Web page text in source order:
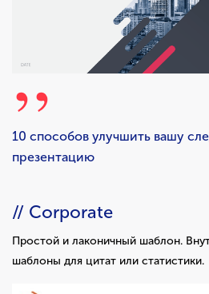
10 способов улучшить вашу
презентацию
// Corporate
Простой и лаконичный шаблон.
шаблоны для цитат или статистики.